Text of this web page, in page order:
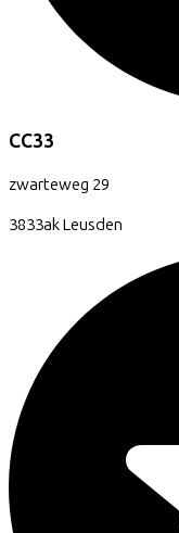
CC33
zwarteweg 29
3833akLeusden